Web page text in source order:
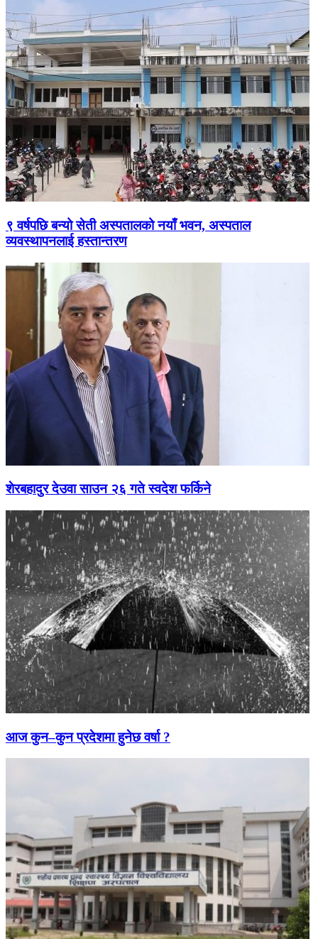
९ वर्षपछि बन्यो सेती अस्पतालको नयाँ भवन, अस्पताल
व्यवस्थापनलाई हस्तान्तरण
शेरबहादुर देउवा साउन २६ गते स्वदेश फर्किने
आज कुन–कुन प्रदेशमा हुनेछ वर्षा ?